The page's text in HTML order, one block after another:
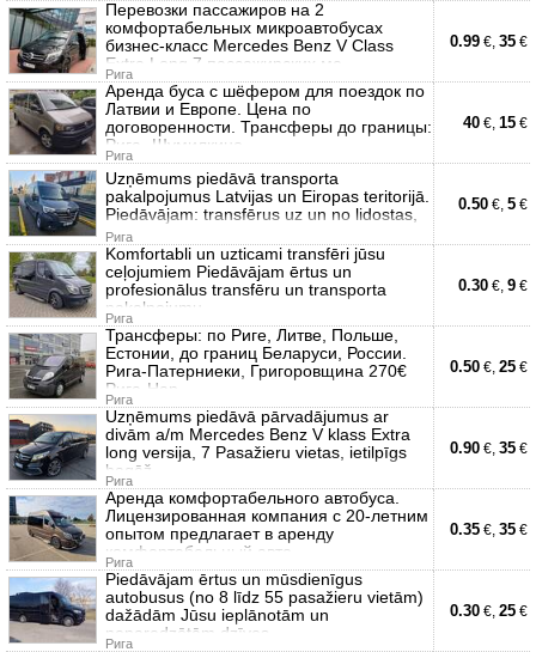
Перевозки пассажиров нa 2
комфортабельныx микроавтобусах
бизнес-класс Mercedes Benz V Class
Extra Long 7 пассажирских ме
Рига
0.99 €, 35 €
Аренда буса с шёфером для поездок по
Латвии и Европе. Цена по
договоренности. Трансферы до границы:
Рига- Шумилкино,
Рига
40 €, 15 €
Uzņēmums piedāvā transporta
pakalpojumus Latvijas un Eiropas teritorijā.
Piedāvājam: transfērus uz un no lidostas,
Рига
0.50 €, 5 €
Komfortabli un uzticami transfēri jūsu
ceļojumiem Piedāvājam ērtus un
profesionālus transfēru un transporta
pakalpojumu
Рига
0.30 €, 9 €
Трансферы: по Риге, Литве, Польше,
Естонии, до границ Беларуси, России.
Рига-Патерниеки, Григоровщина 270€
Рига-Нар
Рига
0.50 €, 25 €
Uzņēmums piedāvā pārvadājumus ar
divām a/m Mercedes Benz V klass Extra
long versija, 7 Pasažieru vietas, ietilpīgs
bagāž
Рига
0.90 €, 35 €
Аренда комфортабельного автобуса.
Лицензированная компания с 20-летним
опытом предлагает в аренду
комфортабельный авто
Рига
0.35 €, 35 €
Piedāvājam ērtus un mūsdienīgus
autobusus (no 8 līdz 55 pasažieru vietām)
dažādām Jūsu ieplānotām un
neparedzētām dzīves
Рига
0.30 €, 25 €